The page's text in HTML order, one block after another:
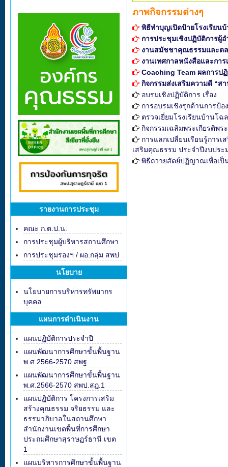
รายงานการประชุม
คณะ ก.ต.ป.น.
การประชุมผู้บริหารสถานศึกษา
การประชุมรองฯ / ผอ.กลุ่ม สพป
นโยบาย
นโยบายการบริหารทรัพยากร
บุคคล
แผนการดำเนินงาน
แผนปฏิบัติการประจำปี
แผนพัฒนาการศึกษาขั้นพื้นฐาน
พ.ศ.2566-2570 สพฐ.
แผนพัฒนาการศึกษาขั้นพื้นฐาน
พ.ศ.2566-2570 สพป.สฎ.1
แผนปฏิบัติการ โครงการเสริม
สร้างคุณธรรม จริยธรรม และ
ธรรมาภิบาลในสถานศึกษา
สำนักงานเขตพื้นที่การศึกษา
ประถมศึกษาสุราษฏร์ธานี เขต
1
แผนบริหารการศึกษาขั้นพื้นฐาน
ภาพกิจกรรมต่างๆ
พิธีทำบุญเปิดป้ายโรงเรียน
การประชุมเชิงปฏิบัติการผู้
งานสมัชชาคุณธรรมและต
งานเทศกาลหนังสือและกา
Coaching Team ผลการป
กิจกรรมส่งเสริมความดี “ส
อบรมเชิงปฏิบัติการ เรื่อง
การอบรมเชิงรุกด้านการป้
ตรวจเยี่ยมโรงเรียนบ้านโฉ
กิจกรรมเฉลิมพระเกียรติพ
การแลกเปลี่ยนเรียนรู้การ
เสริมคุณธรรม ประจำปีงบปร
พิธีถวายสัตย์ปฏิญาณเพื่อเ